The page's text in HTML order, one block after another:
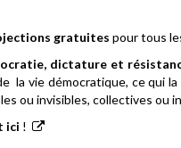
gratuites pour tous
dictature et
la vie démocratique, ce qui
ou invisibles, collectives ou
ici !